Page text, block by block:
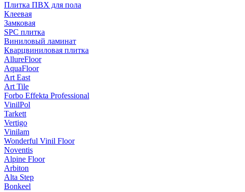
Плитка ПВХ для пола
Клеевая
Замковая
SPC плитка
Виниловый ламинат
Кварцвиниловая плитка
AllureFloor
AquaFloor
Art East
Art Tile
Forbo Effekta Professional
VinilPol
Tarkett
Vertigo
Vinilam
Wonderful Vinil Floor
Noventis
Alpine Floor
Arbiton
Alta Step
Bonkeel